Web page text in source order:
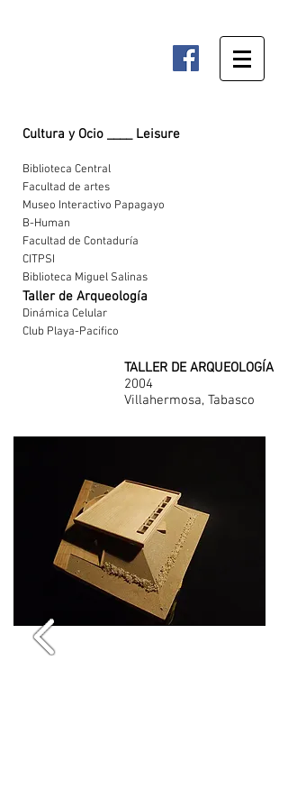
Cultura y Ocio ____ Leisure
Biblioteca Central
Facultad de artes
Museo Interactivo Papagayo
B-Human
Facultad de Contaduría
CITPSI
Biblioteca Miguel Salinas
Dinámica Celular
Taller de Arqueología
Club Playa-Pacifico
TALLER DE ARQUEOLOGÍA
2004
Villahermosa, Tabasco